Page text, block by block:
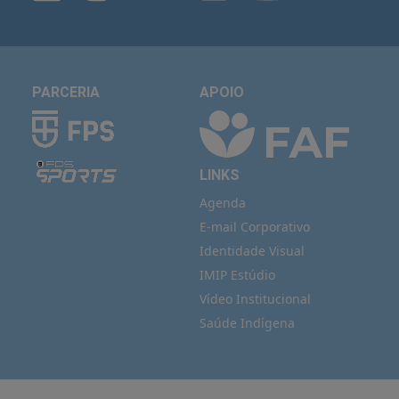
PARCERIA APOIO
LINKS
Agenda
E-mail Corporativo
Identidade Visual
IMIP Estúdio
Vídeo Institucional
Saúde Indígena